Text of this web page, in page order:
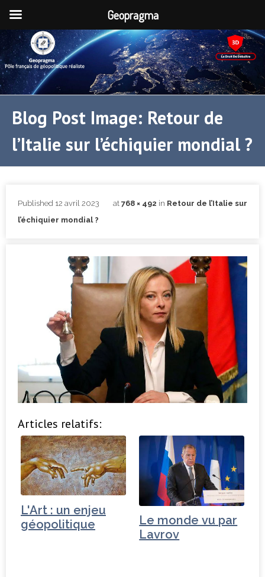
Blog Post Image: Retour de
l’Italie sur l’échiquier mondial ?
Published 12 avril 2023 at 768 × 492 in Retour de l’Italie sur
l’échiquier mondial ?
Articles relatifs:
L'Art : un enjeu
géopolitique
Le monde vu par
Lavrov
Geopragma